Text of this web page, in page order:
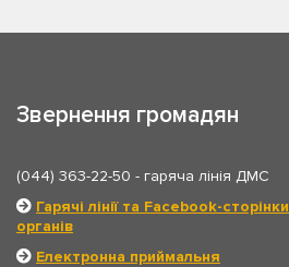
Звернення громадян
(044) 363-22-50 - гаряча лінія ДМС
Гарячі лінії та Facebook-
органів
Електронна приймальня